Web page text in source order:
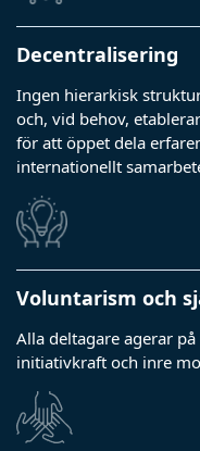
Decentralisering
Ingen hierarkisk
och, vid behov,
för att öppet dela
internationellt
Voluntarism och
Alla deltagare agerar
initiativkraft och inre